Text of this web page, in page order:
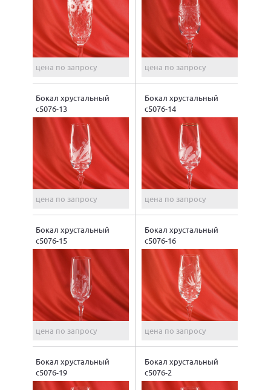
цена по запросу цена по запросу
Бокал хрустальный
с5076-13
цена по запросу
Бокал хрустальный
с5076-14
цена по запросу
Бокал хрустальный
с5076-15
цена по запросу
Бокал хрустальный
с5076-16
цена по запросу
Бокал хрустальный
с5076-19
Бокал хрустальный
с5076-2